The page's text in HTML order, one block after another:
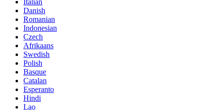
Italian
Danish
Romanian
Indonesian
Czech
Afrikaans
Swedish
Polish
Basque
Catalan
Esperanto
Hindi
Lao